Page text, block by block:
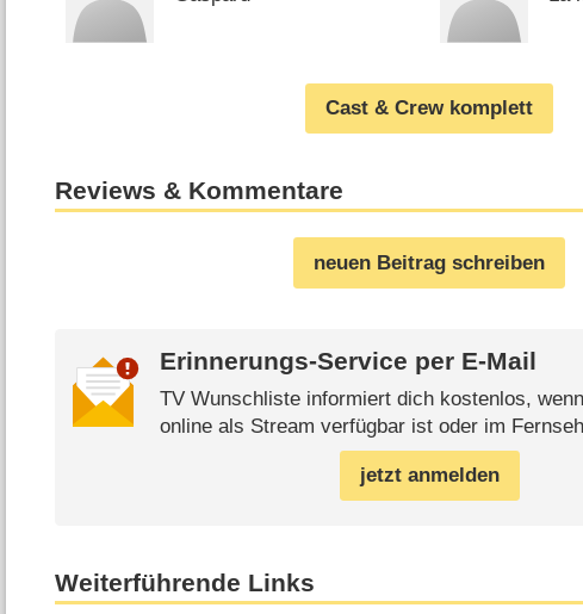
Cast & Crew komplett
Reviews & Kommentare
neuen Beitrag schreiben
Erinnerungs-Service per E-Mail
TV Wunschliste informiert dich kostenlos, wenn
online als Stream verfügbar ist oder im
jetzt anmelden
Weiterführende Links